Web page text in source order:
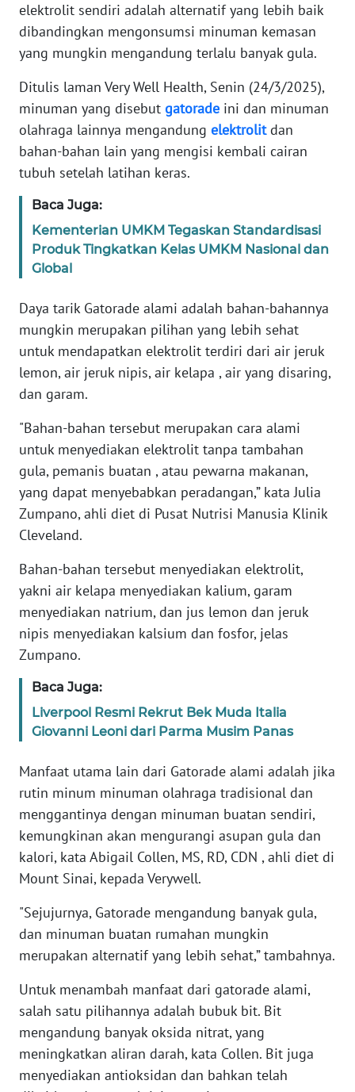
elektrolit sendiri adalah alternatif yang lebih baik
dibandingkan mengonsumsi minuman kemasan
yang mungkin mengandung terlalu banyak gula.
Ditulis laman Very Well Health, Senin (24/3/2025),
minuman yang disebut gatorade ini dan minuman
olahraga lainnya mengandung elektrolitdan
bahan-bahan lain yang mengisi kembali cairan
tubuh setelah latihan keras.
Baca Juga:
Kementerian UMKM Tegaskan Standardisasi
Produk Tingkatkan Kelas UMKM Nasional dan
Global
Daya tarik Gatorade alami adalah bahan-bahannya
mungkin merupakan pilihan yang lebih sehat
untuk mendapatkan elektrolit terdiri dari air jeruk
lemon, air jeruk nipis, air kelapa , air yang disaring,
dan garam.
"Bahan-bahan tersebut merupakan cara alami
untuk menyediakan elektrolit tanpa tambahan
gula, pemanis buatan , atau pewarna makanan,
yang dapat menyebabkan peradangan,” kata Julia
Zumpano, ahli diet di Pusat Nutrisi Manusia Klinik
Cleveland.
Bahan-bahan tersebut menyediakan elektrolit,
yakni air kelapa menyediakan kalium, garam
menyediakan natrium, dan jus lemon dan jeruk
nipis menyediakan kalsium dan fosfor, jelas
Zumpano.
Baca Juga:
Liverpool Resmi Rekrut Bek Muda Italia
Giovanni Leoni dari Parma Musim Panas
Manfaat utama lain dari Gatorade alami adalah jika
rutin minum minuman olahraga tradisional dan
menggantinya dengan minuman buatan sendiri,
kemungkinan akan mengurangi asupan gula dan
kalori, kata Abigail Collen, MS, RD, CDN , ahli diet di
Mount Sinai, kepada Verywell.
"Sejujurnya, Gatorade mengandung banyak gula,
dan minuman buatan rumahan mungkin
merupakan alternatif yang lebih sehat,” tambahnya.
Untuk menambah manfaat dari gatorade alami,
salah satu pilihannya adalah bubuk bit. Bit
mengandung banyak oksida nitrat, yang
meningkatkan aliran darah, kata Collen. Bit juga
menyediakan antioksidan dan bahkan telah
WAHANA
SELEB
PERSONA
WAHANA
OTOMOTIF
WAHANA
WAHANA
WISATA
MAWAKA
MARTABAT
FORJASIDA
TAMBANG
NEWS
JURNAL
FISUELRI
NEWS
ANUGERAH
AKHLAK
ID
SONYA
ASA
Informasi
BERITA
KONTAK
KAMI